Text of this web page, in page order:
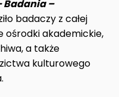
Badania –
badaczy z całej
ośrodki akademickie,
a także
kulturowego